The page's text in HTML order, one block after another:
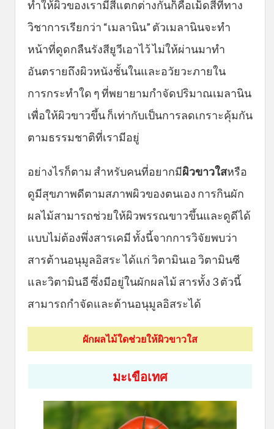
ทำให้ผิวของเรามีสีแตกต่างกันก็คือเม็ดสีที่ทาง
วิชาการเรียกว่า “เมลานิน” ตัวเมลานินจะทำ
หน้าที่ดูดกลืนรังสียูวีเอาไว้ ไม่ให้ผ่านมาทำ
อันตรายถึงผิวหนังชั้นในและอวัยวะภายใน
การกระทำใด ๆ ที่พยายามกำจัดปริมาณเมลานิน
เพื่อให้ผิวขาวขึ้น ก็เท่ากับเป็นการลดเกราะคุ้มกัน
ตามธรรมชาติที่เรามีอยู่
อย่างไรก็ตาม สำหรับคนที่อยากมีผิวขาวใสหรือ
ดูมีสุขภาพดีตามสภาพผิวของตนเอง การกินผัก
ผลไม้สามารถช่วยให้ผิวพรรณขาวขึ้นและดูดีได้
แบบไม่ต้องพึ่งสารเคมี ทั้งนี้จากการวิจัยพบว่า
สารต้านอนุมูลอิสระ ได้แก่ วิตามินเอ วิตามินซี
และวิตามินอี ซึ่งมีอยู่ในผักผลไม้ สารทั้ง 3 ตัวนี้
สามารถกำจัดและต้านอนุมูลอิสระได้
ผักผลไม้ใดช่วยให้ผิวขาวใส
มะเขือเทศ